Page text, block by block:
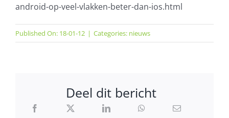
android-op-veel-vlakken-beter-dan-ios.html
Published On: 18-01-12 | Categories: nieuws
Deel dit bericht